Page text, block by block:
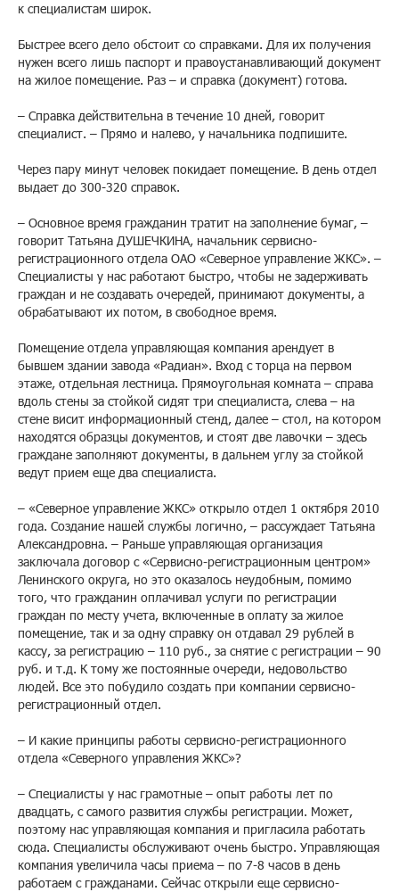
к специалистам широк.
Быстрее всего дело обстоит со справками. Для их получения
нужен всего лишь паспорт и правоустанавливающий документ
на жилое помещение. Раз – и справка (документ) готова.
– Справка действительна в течение 10 дней, говорит
специалист. – Прямо и налево, у начальника подпишите.
Через пару минут человек покидает помещение. В день отдел
выдает до 300-320 справок.
– Основное время гражданин тратит на заполнение бумаг, –
говорит Татьяна ДУШЕЧКИНА, начальник сервисно-
регистрационного отдела ОАО «Северное управление ЖКС». –
Специалисты у нас работают быстро, чтобы не задерживать
граждан и не создавать очередей, принимают документы, а
обрабатывают их потом, в свободное время.
Помещение отдела управляющая компания арендует в
бывшем здании завода «Радиан». Вход с торца на первом
этаже, отдельная лестница. Прямоугольная комната – справа
вдоль стены за стойкой сидят три специалиста, слева – на
стене висит информационный стенд, далее – стол, на котором
находятся образцы документов, и стоят две лавочки – здесь
граждане заполняют документы, в дальнем углу за стойкой
ведут прием еще два специалиста.
– «Северное управление ЖКС» открыло отдел 1 октября 2010
года. Создание нашей службы логично, – рассуждает Татьяна
Александровна. – Раньше управляющая организация
заключала договор с «Сервисно-регистрационным центром»
Ленинского округа, но это оказалось неудобным, помимо
того, что гражданин оплачивал услуги по регистрации
граждан по месту учета, включенные в оплату за жилое
помещение, так и за одну справку он отдавал 29 рублей в
кассу, за регистрацию – 110 руб., за снятие с регистрации – 90
руб. и т.д. К тому же постоянные очереди, недовольство
людей. Все это побудило создать при компании сервисно-
регистрационный отдел.
– И какие принципы работы сервисно-регистрационного
отдела «Северного управления ЖКС»?
– Специалисты у нас грамотные – опыт работы лет по
двадцать, с самого развития службы регистрации. Может,
поэтому нас управляющая компания и пригласила работать
сюда. Специалисты обслуживают очень быстро. Управляющая
компания увеличила часы приема – по 7-8 часов в день
работаем с гражданами. Сейчас открыли еще сервисно-